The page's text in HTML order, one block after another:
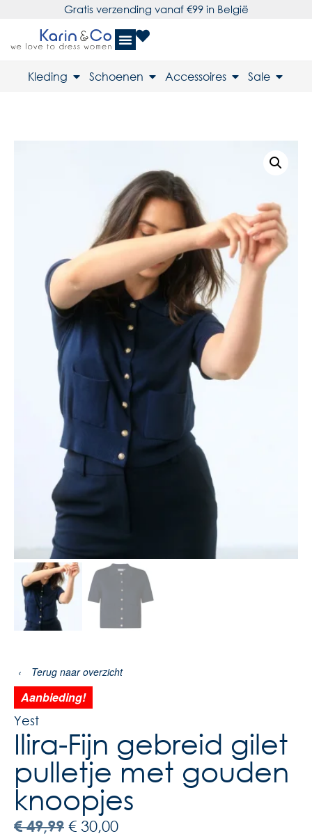
Gratis verzending vanaf €99 in België
Kleding Schoenen Accessoires Sale
‹ Terug naar overzicht
Aanbieding!
Yest
Ilira-Fijn gebreid gilet
pulletje met gouden
knoopjes
€49,99 € 30,00